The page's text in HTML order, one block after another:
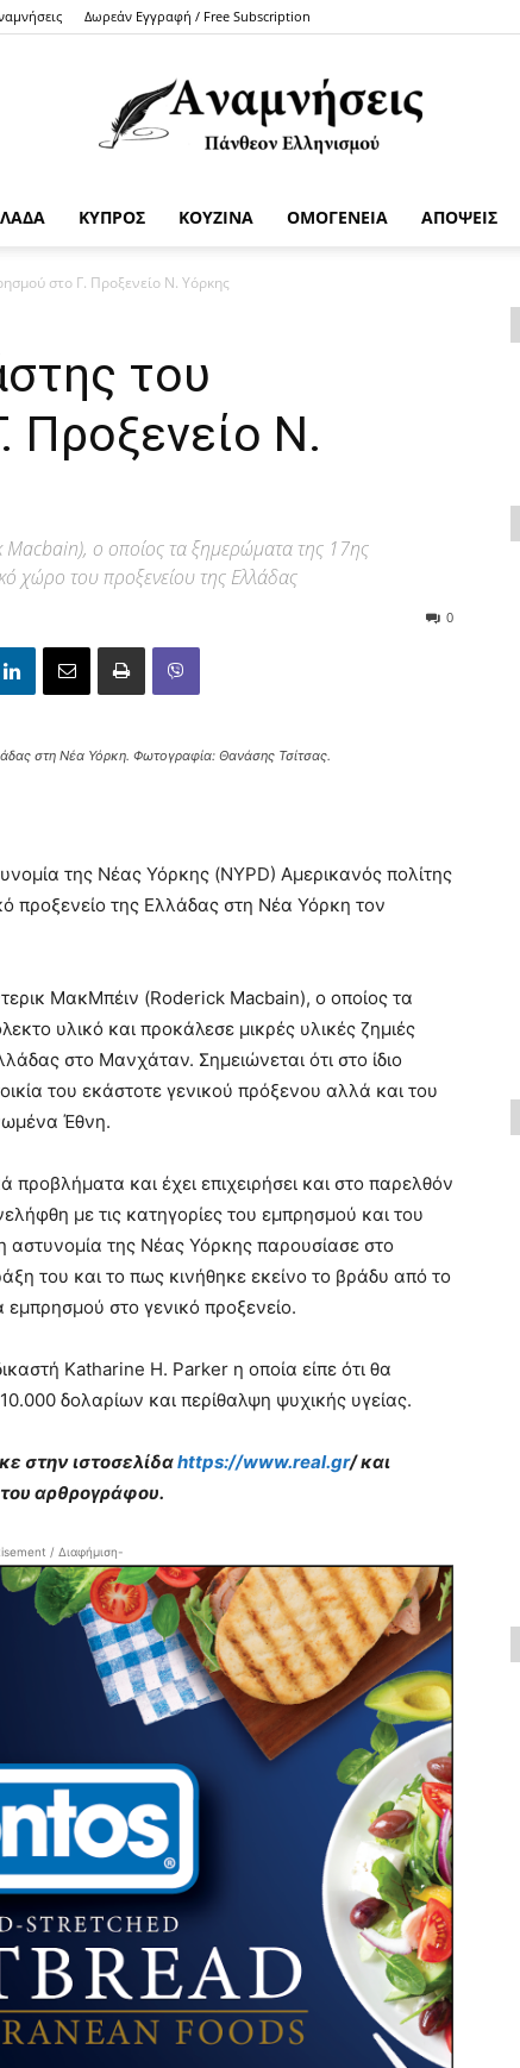
Δωρεάν Εγγραφή / Free Subscription
ΚΥΠΡΟΣ ΚΟΥΖΙΝΑ ΟΜΟΓΕΝΕΙΑ ΑΠΟΨΕΙΣ
στο Γ. Προξενείο Ν. Υόρκης
του
Προξενείο Ν.
Macbain), o οποίος τα ξημερώματα της 17ης
χώρο του προξενείου της Ελλάδας
0
στη Νέα Υόρκη. Φωτογραφία: Θανάσης Τσίτσας.
της Νέας Υόρκης (NYPD) Αμερικανός πολίτης
προξενείο της Ελλάδας στη Νέα Υόρκη τον
ΜακΜπέιν (Roderick Macbain), o οποίος τα
υλικό και προκάλεσε μικρές υλικές ζημιές
στο Μανχάταν. Σημειώνεται ότι στο ίδιο
του εκάστοτε γενικού πρόξενου αλλά και του
Έθνη.
και έχει επιχειρήσει και στο παρελθόν
με τις κατηγορίες του εμπρησμού και του
της Νέας Υόρκης παρουσίασε στο
του και το πως κινήθηκε εκείνο το βράδυ από το
εμπρησμού στο γενικό προξενείο.
Katharine H. Parker η οποία είπε ότι θα
δολαρίων και περίθαλψη ψυχικής υγείας.
στην ιστοσελίδαhttps://www.real.gr/ και
αρθρογράφου.
/ Διαφήμιση-